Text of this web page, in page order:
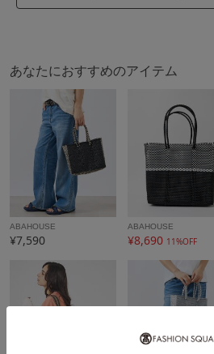
あなたにおすすめのアイテム
ABAHOUSE
¥7,590
ABAHOUSE
¥8,690 11%OFF